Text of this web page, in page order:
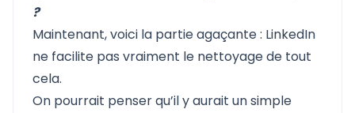
?
Maintenant, voici la partie agaçante : LinkedIn
ne facilite pas vraiment le nettoyagede tout
cela.
On pourrait penser qu’il y aurait un simple